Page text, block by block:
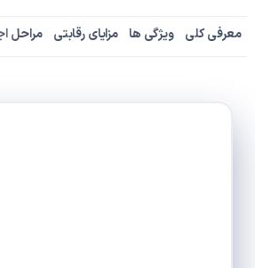
معرفی کلی ویژگی ها مزایای رقابتی مراحل